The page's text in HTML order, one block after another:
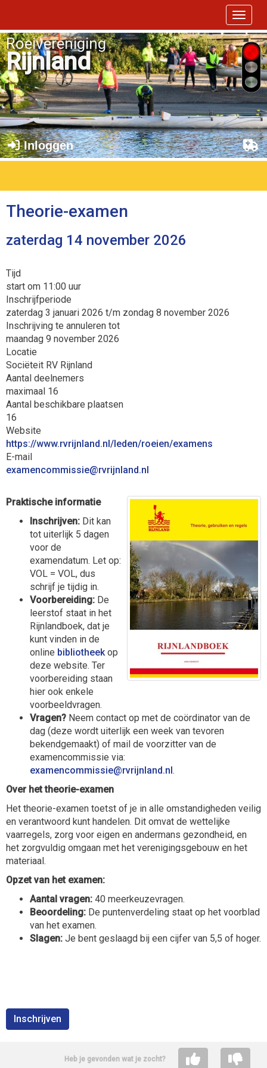
Toggle
Roeivereniging
Rijnland
Inloggen
Theorie-examen
zaterdag 14 november 2026
Tijd
start om 11:00 uur
Inschrijfperiode
zaterdag 3 januari 2026 t/m zondag 8 november 2026
Inschrijving te annuleren tot
maandag 9 november 2026
Locatie
Sociëteit RV Rijnland
Aantal deelnemers
maximaal 16
Aantal beschikbare plaatsen
16
Website
https://www.rvrijnland.nl/leden/roeien/examens
E-mail
eissimmocnemaxe@rvrijnland.nl
Praktische informatie
Inschrijven: Dit kan
tot uiterlijk 5 dagen
voor de
examendatum. Let op:
VOL = VOL, dus
schrijf je tijdig in.
Voorbereiding: De
leerstof staat in het
Rijnlandboek, dat je
kunt vinden in de
online bibliotheekop
deze website. Ter
voorbereiding staan
hier ook enkele
voorbeeldvragen.
Vragen? Neem contact op met de coördinator van de
dag (deze wordt uiterlijk een week van tevoren
bekendgemaakt) of mail de voorzitter van de
examencommissie via:
eissimmocnemaxe@rvrijnland.nl.
Over het theorie-examen
Het theorie-examen toetst of je in alle omstandigheden veilig
en verantwoord kunt handelen. Dit omvat de wettelijke
vaarregels, zorg voor eigen en andermans gezondheid, en
het zorgvuldig omgaan met het verenigingsgebouw en het
materiaal.
Opzet van het examen:
Aantal vragen: 40 meerkeuzevragen.
Beoordeling: De puntenverdeling staat op het voorblad
van het examen.
Slagen: Je bent geslaagd bij een cijfer van 5,5 of hoger.
Inschrijven
Heb je gevonden wat je zocht?